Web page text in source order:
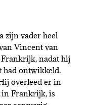
zijn vader heel
Vincent van
nadat hij
had ontwikkeld.
overleed er in
in Frankrijk, is